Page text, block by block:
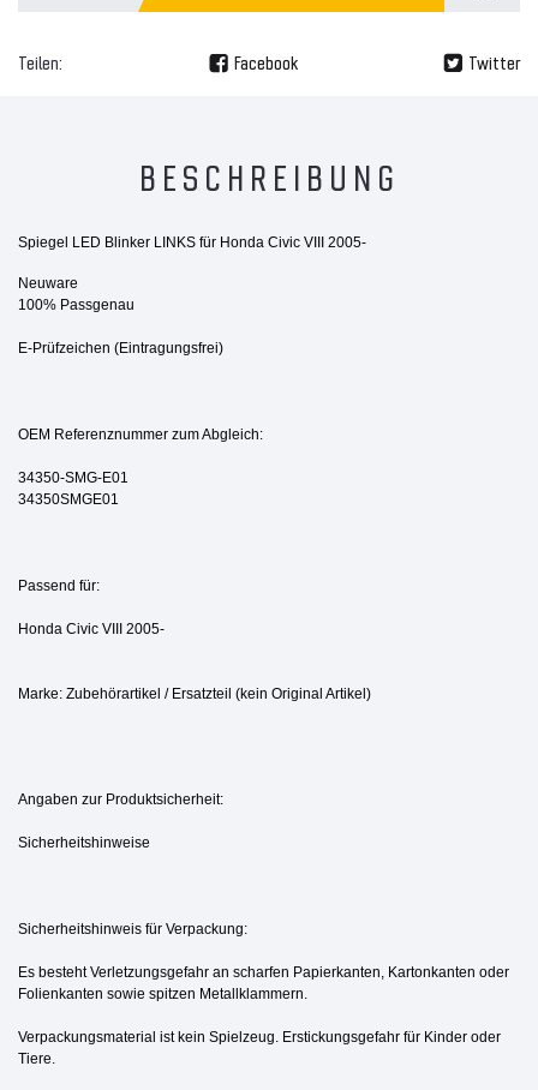
Teilen: Facebook Twitter
BESCHREIBUNG
Spiegel LED Blinker LINKS für Honda Civic VIII 2005-
Neuware
100% Passgenau
E-Prüfzeichen (Eintragungsfrei)
OEM Referenznummer zum Abgleich:
34350-SMG-E01
34350SMGE01
Passend für:
Honda Civic VIII 2005-
Marke: Zubehörartikel / Ersatzteil (kein Original Artikel)
Angaben zur Produktsicherheit:
Sicherheitshinweise
Sicherheitshinweis für Verpackung:
Es besteht Verletzungsgefahr an scharfen Papierkanten, Kartonkanten oder
Folienkanten sowie spitzen Metallklammern.
Verpackungsmaterial ist kein Spielzeug. Erstickungsgefahr für Kinder oder
Tiere.